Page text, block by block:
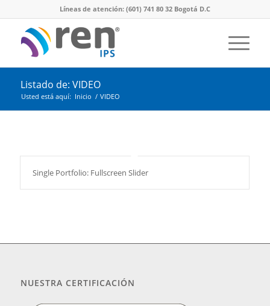
Líneas de atención: (601) 741 80 32 Bogotá D.C
Listado de: VIDEO
Usted está aquí: Inicio / VIDEO
Single Portfolio: Fullscreen Slider
NUESTRA CERTIFICACIÓN